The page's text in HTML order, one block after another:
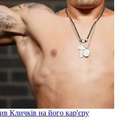
Кличків на його кар'єру